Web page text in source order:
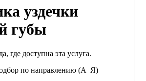
уздечки
губы
где доступна эта услуга.
по направлению (A–Я)